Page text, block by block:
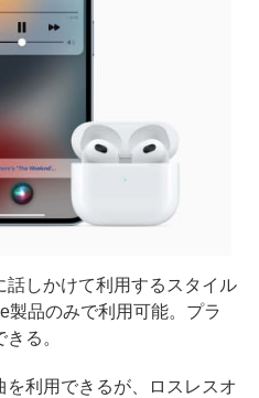
しかけて利用するスタイル
製品のみで利用可能。プラ
る。
利用できるが、ロスレスオ